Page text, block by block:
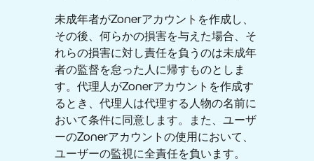
未成年者がZonerアカウントを作成し、
その後、何らかの損害を与えた場合、そ
れらの損害に対し責任を負うのは未成年
者の監督を怠った人に帰すものとしま
す。代理人がZonerアカウントを作成す
るとき、代理人は代理する人物の名前に
おいて条件に同意します。また、ユーザ
ーのZonerアカウントの使用において、
ユーザーの監視に全責任を負います。